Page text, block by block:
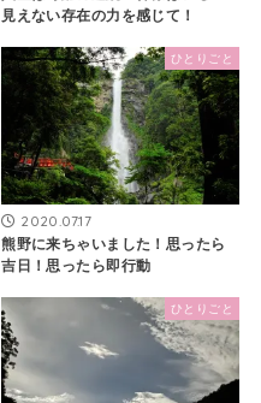
見えない存在の力を感じて！
ひとりごと
2020.07.17
熊野に来ちゃいました！思ったら
吉日！思ったら即行動
ひとりごと